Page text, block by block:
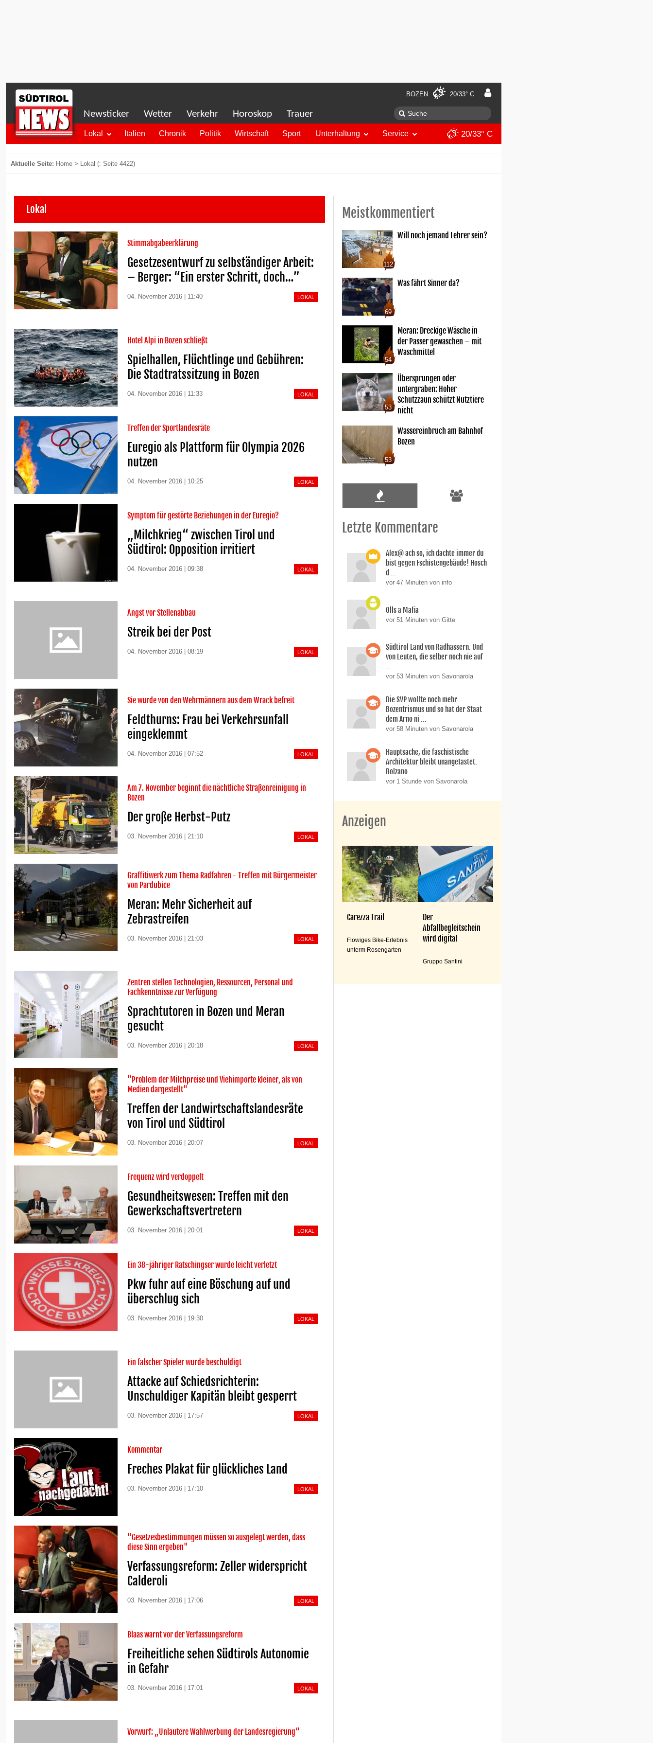
BOZEN 20/33° C
Newsticker Wetter Verkehr Horoskop Trauer
Lokal Italien Chronik Politik Wirtschaft Sport Unterhaltung Service 20/33° C
Aktuelle Seite: Home > Lokal (: Seite 4422)
Lokal
Stimmabgabeerklärung
Gesetzesentwurf zu selbständiger Arbeit:
– Berger: “Ein erster Schritt, doch…”
04. November 2016 | 11:40 LOKAL
Hotel Alpi in Bozen schließt
Spielhallen, Flüchtlinge und Gebühren:
Die Stadtratssitzung in Bozen
04. November 2016 | 11:33 LOKAL
Treffen der Sportlandesräte
Euregio als Plattform für Olympia 2026
nutzen
04. November 2016 | 10:25 LOKAL
Symptom für gestörte Beziehungen in der Euregio?
„Milchkrieg“ zwischen Tirol und
Südtirol: Opposition irritiert
04. November 2016 | 09:38 LOKAL
Angst vor Stellenabbau
Streik bei der Post
04. November 2016 | 08:19 LOKAL
Sie wurde von den Wehrmännern aus dem Wrack befreit
Feldthurns: Frau bei Verkehrsunfall
eingeklemmt
04. November 2016 | 07:52 LOKAL
Am 7. November beginnt die nächtliche Straßenreinigung in
Bozen
Der große Herbst-Putz
03. November 2016 | 21:10 LOKAL
Graffitiwerk zum Thema Radfahren - Treffen mit Bürgermeister
von Pardubice
Meran: Mehr Sicherheit auf
Zebrastreifen
03. November 2016 | 21:03 LOKAL
Zentren stellen Technologien, Ressourcen, Personal und
Fachkenntnisse zur Verfügung
Sprachtutoren in Bozen und Meran
gesucht
03. November 2016 | 20:18 LOKAL
"Problem der Milchpreise und Viehimporte kleiner, als von
Medien dargestellt"
Treffen der Landwirtschaftslandesräte
von Tirol und Südtirol
03. November 2016 | 20:07 LOKAL
Frequenz wird verdoppelt
Gesundheitswesen: Treffen mit den
Gewerkschaftsvertretern
03. November 2016 | 20:01 LOKAL
Ein 38-jähriger Ratschingser wurde leicht verletzt
Pkw fuhr auf eine Böschung auf und
überschlug sich
03. November 2016 | 19:30 LOKAL
Ein falscher Spieler wurde beschuldigt
Attacke auf Schiedsrichterin:
Unschuldiger Kapitän bleibt gesperrt
03. November 2016 | 17:57 LOKAL
Kommentar
Freches Plakat für glückliches Land
03. November 2016 | 17:10 LOKAL
"Gesetzesbestimmungen müssen so ausgelegt werden, dass
diese Sinn ergeben"
Verfassungsreform: Zeller widerspricht
Calderoli
03. November 2016 | 17:06 LOKAL
Blaas warnt vor der Verfassungsreform
Freiheitliche sehen Südtirols Autonomie
in Gefahr
03. November 2016 | 17:01 LOKAL
Vorwurf: „Unlautere Wahlwerbung der Landesregierung“
Meistkommentiert
112
Will noch jemand Lehrer sein?
69
Was fährt Sinner da?
54
Meran: Dreckige Wäsche in
der Passer gewaschen – mit
Waschmittel
53
Übersprungen oder
untergraben: Hoher
Schutzzaun schützt Nutztiere
nicht
53
Wassereinbruch am Bahnhof
Bozen
Letzte Kommentare
Alex@ ach so, ich dachte immer du
bist gegen Fschistengebäude! Hosch
d ...
vor 47 Minuten von info
Olls a Mafia
vor 51 Minuten von Gitte
Südtirol Land von Radhassern. Und
von Leuten, die selber noch nie auf
...
vor 53 Minuten von Savonarola
Die SVP wollte noch mehr
Bozentrismus und so hat der Staat
dem Arno ni ...
vor 58 Minuten von Savonarola
Hauptsache, die faschistische
Architektur bleibt unangetastet.
Bolzano ...
vor 1 Stunde von Savonarola
Anzeigen
Carezza Trail
Flowiges Bike-Erlebnis
unterm Rosengarten
Der
Abfallbegleitschein
wird digital
Gruppo Santini